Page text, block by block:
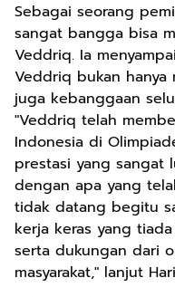
Sebagai seorang
sangat bangga bisa
Veddriq. Ia
Veddriq bukan hanya
juga kebanggaan
"Veddriq telah
Indonesia di
prestasi yang sangat
dengan apa yang
tidak datang begitu
kerja keras yang
serta dukungan dari
masyarakat," lanjut